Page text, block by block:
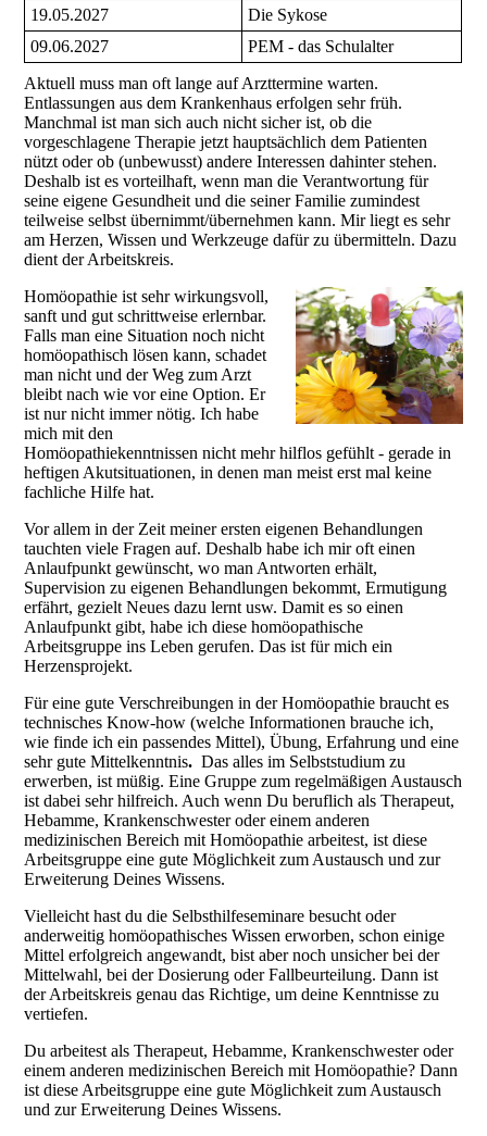
19.05.2027
Die Sykose
09.06.2027
PEM - das Schulalter
Aktuell muss man oft lange auf Arzttermine warten.
Entlassungen aus dem Krankenhaus erfolgen sehr früh.
Manchmal ist man sich auch nicht sicher ist, ob die
vorgeschlagene Therapie jetzt hauptsächlich dem Patienten
nützt oder ob (unbewusst) andere Interessen dahinter stehen.
Deshalb ist es vorteilhaft, wenn man die Verantwortung für
seine eigene Gesundheit und die seiner Familie zumindest
teilweise selbst übernimmt/übernehmen kann. Mir liegt es sehr
am Herzen, Wissen und Werkzeuge dafür zu übermitteln. Dazu
dient der Arbeitskreis.
Homöopathie ist sehr wirkungsvoll,
sanft und gut schrittweise erlernbar.
Falls man eine Situation noch nicht
homöopathisch lösen kann, schadet
man nicht und der Weg zum Arzt
bleibt nach wie vor eine Option. Er
ist nur nicht immer nötig. Ich habe
mich mit den
Homöopathiekenntnissen nicht mehr hilflos gefühlt - gerade in
heftigen Akutsituationen, in denen man meist erst mal keine
fachliche Hilfe hat.
Vor allem in der Zeit meiner ersten eigenen Behandlungen
tauchten viele Fragen auf. Deshalb habe ich mir oft einen
Anlaufpunkt gewünscht, wo man Antworten erhält,
Supervision zu eigenen Behandlungen bekommt, Ermutigung
erfährt, gezielt Neues dazu lernt usw. Damit es so einen
Anlaufpunkt gibt, habe ich diese homöopathische
Arbeitsgruppe ins Leben gerufen. Das ist für mich ein
Herzensprojekt.
Für eine gute Verschreibungen in der Homöopathie braucht es
technisches Know-how (welche Informationen brauche ich,
wie finde ich ein passendes Mittel), Übung, Erfahrung und eine
sehr gute Mittelkenntnis. Das alles im Selbststudium zu
erwerben, ist müßig. Eine Gruppe zum regelmäßigen Austausch
ist dabei sehr hilfreich. Auch wenn Du beruflich als Therapeut,
Hebamme, Krankenschwester oder einem anderen
medizinischen Bereich mit Homöopathie arbeitest, ist diese
Arbeitsgruppe eine gute Möglichkeit zum Austausch und zur
Erweiterung Deines Wissens.
Vielleicht hast du die Selbsthilfeseminare besucht oder
anderweitig homöopathisches Wissen erworben, schon einige
Mittel erfolgreich angewandt, bist aber noch unsicher bei der
Mittelwahl, bei der Dosierung oder Fallbeurteilung. Dann ist
der Arbeitskreis genau das Richtige, um deine Kenntnisse zu
vertiefen.
Du arbeitest als Therapeut, Hebamme, Krankenschwester oder
einem anderen medizinischen Bereich mit Homöopathie? Dann
ist diese Arbeitsgruppe eine gute Möglichkeit zum Austausch
und zur Erweiterung Deines Wissens.